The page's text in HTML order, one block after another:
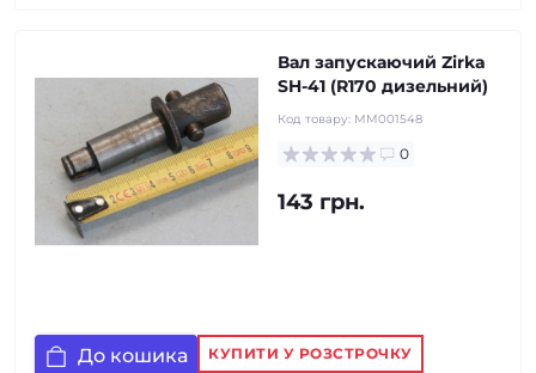
Вал запускаючий Zirka
SH-41 (R170 дизельний)
Код товару: MM001548
0
143 грн.
До кошика КУПИТИ У РОЗСТРОЧКУ